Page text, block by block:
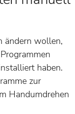
ändern wollen,
haben.
zur
Handumdrehen